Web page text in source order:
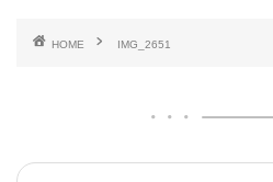
HOME IMG_2651